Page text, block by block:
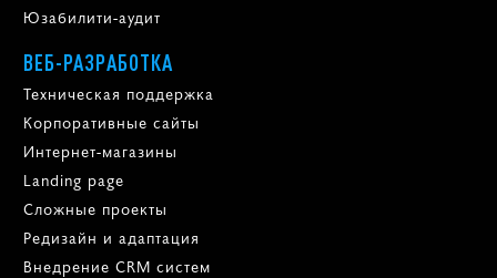
Юзабилити-аудит
ВЕБ-РАЗРАБОТКА
Техническая поддержка
Корпоративные сайты
Интернет-магазины
Landing page
Сложные проекты
Редизайн и адаптация
Внедрение CRM систем